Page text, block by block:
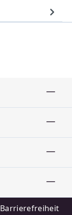
Barrierefreiheit